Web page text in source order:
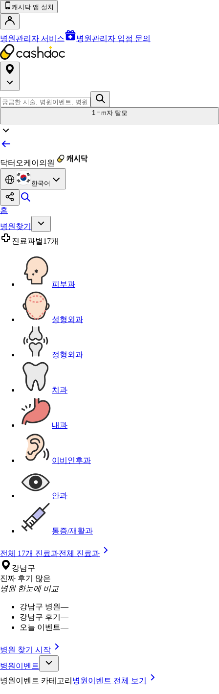
캐시닥 앱 설치
병원관리자 서비스 병원관리자 입점 문의
1 m자 탈모
닥터오케이의원
한국어
홈
병원찾기
진료과별17개
피부과
성형외과
정형외과
치과
내과
이비인후과
안과
통증/재활과
전체 17개 진료과전체 진료과
강남구
진짜 후기 많은
병원 한눈에 비교
강남구 병원—
강남구 후기 —
오늘 이벤트—
병원 찾기 시작
병원이벤트
병원이벤트 카테고리 병원이벤트 전체 보기